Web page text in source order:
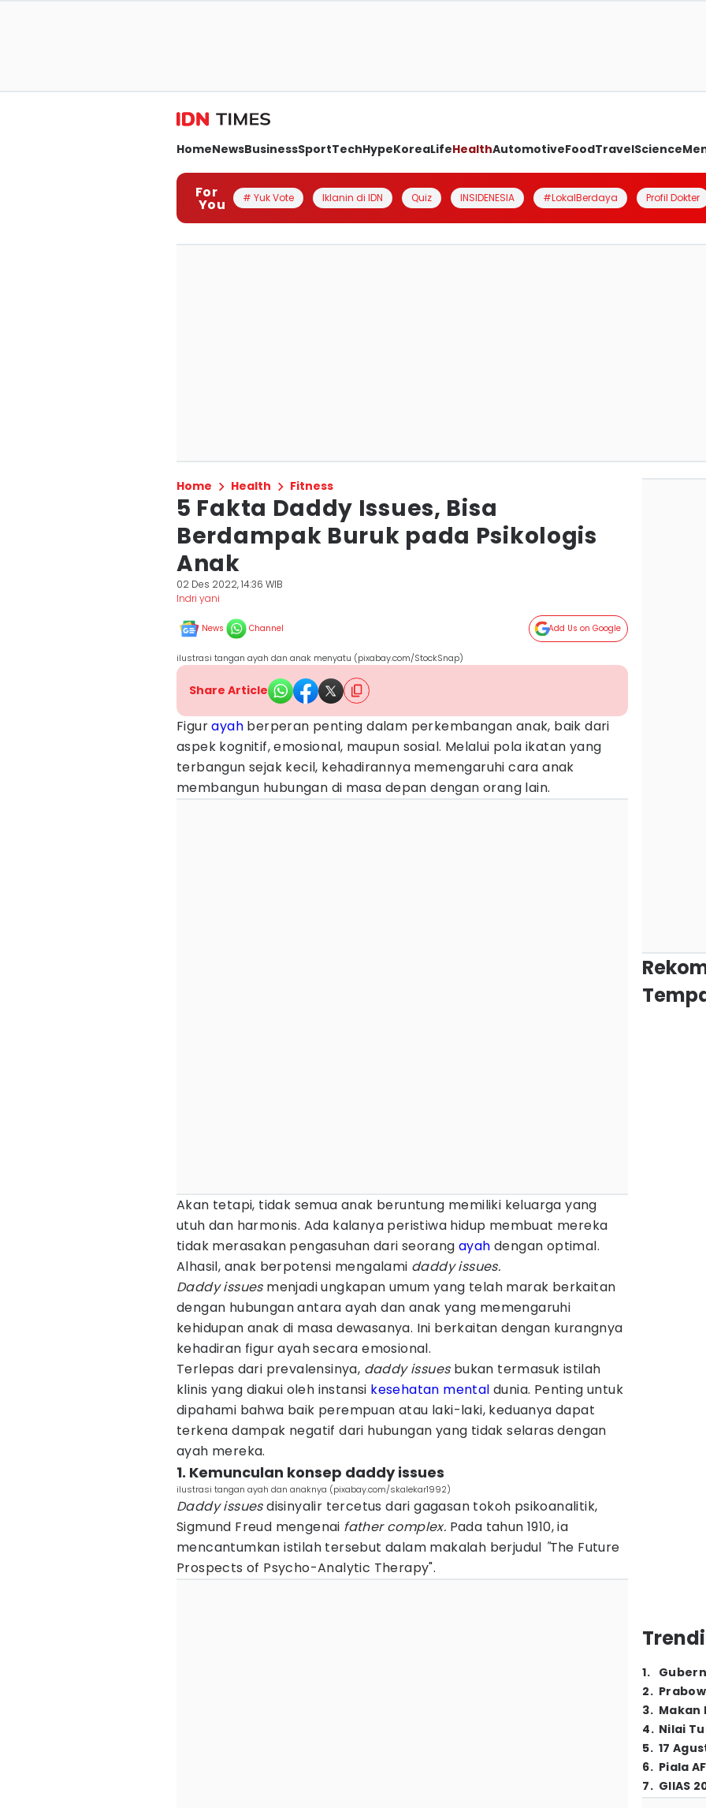
HomeNewsBusinessSportTechHypeKoreaLifeHealthAutomotiveFoodTravelScience
For
You # Yuk Vote Iklanin di IDN Quiz INSIDENESIA #LokalBerdaya Profil Dokter
Home Health Fitness
5 Fakta Daddy Issues, Bisa
Berdampak Buruk pada Psikologis
Anak
02 Des 2022, 14:36 WIB
Indri yani
News Channel Add Us on Google
ilustrasi tangan ayah dan anak menyatu (pixabay.com/StockSnap)
Share Article
Figurayah berperan penting dalam perkembangan anak, baik dari
aspek kognitif, emosional, maupun sosial. Melalui pola ikatan yang
terbangun sejak kecil, kehadirannya memengaruhi cara anak
membangun hubungan di masa depan dengan orang lain.
Akan tetapi, tidak semua anak beruntung memiliki keluarga yang
utuh dan harmonis. Ada kalanya peristiwa hidup membuat mereka
tidak merasakan pengasuhan dari seorang ayah dengan optimal.
Alhasil, anak berpotensi mengalami daddy issues.
Daddy issues menjadi ungkapan umum yang telah marak berkaitan
dengan hubungan antara ayah dan anak yang memengaruhi
kehidupan anak di masa dewasanya. Ini berkaitan dengan kurangnya
kehadiran figur ayah secara emosional.
Terlepas dari prevalensinya, daddy issuesbukan termasuk istilah
klinis yang diakui oleh instansi kesehatan mental dunia. Penting untuk
dipahami bahwa baik perempuan atau laki-laki, keduanya dapat
terkena dampak negatif dari hubungan yang tidak selaras dengan
ayah mereka.
1. Kemunculan konsep daddy issues
ilustrasi tangan ayah dan anaknya (pixabay.com/skalekar1992)
Daddy issuesdisinyalir tercetus dari gagasan tokoh psikoanalitik,
Sigmund Freud mengenai father complex. Pada tahun 1910, ia
mencantumkan istilah tersebut dalam makalah berjudul "The Future
Prospects of Psycho-Analytic Therapy".
1.
2.
3. Makan
4. Nilai
5. 17
6. Piala
7. GIIAS